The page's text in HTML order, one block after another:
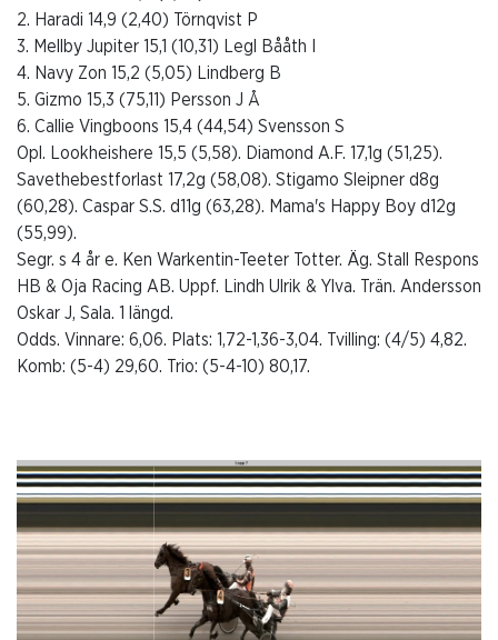
2. Haradi 14,9 (2,40) Törnqvist P
3. Mellby Jupiter 15,1 (10,31) Legl Bååth I
4. Navy Zon 15,2 (5,05) Lindberg B
5. Gizmo 15,3 (75,11) Persson J Å
6. Callie Vingboons 15,4 (44,54) Svensson S
Opl. Lookheishere 15,5 (5,58). Diamond A.F. 17,1g (51,25).
Savethebestforlast 17,2g (58,08). Stigamo Sleipner d8g
(60,28). Caspar S.S. d11g (63,28). Mama's Happy Boy d12g
(55,99).
Segr. s 4 år e. Ken Warkentin-Teeter Totter. Äg. Stall Respons
HB & Oja Racing AB. Uppf. Lindh Ulrik & Ylva. Trän. Andersson
Oskar J, Sala. 1 längd.
Odds. Vinnare: 6,06. Plats: 1,72-1,36-3,04. Tvilling: (4/5) 4,82.
Komb: (5-4) 29,60. Trio: (5-4-10) 80,17.